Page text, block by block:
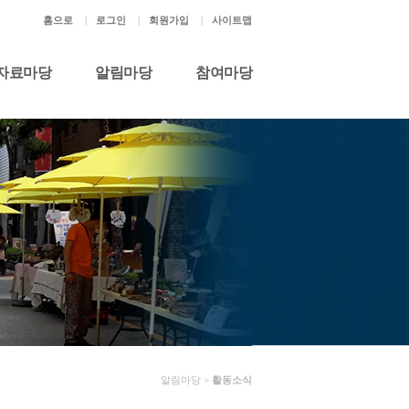
홈으로 | 로그인 | 회원가입 | 사이트맵
료마당 알림마당 참여마당
알림마당 > 활동소식